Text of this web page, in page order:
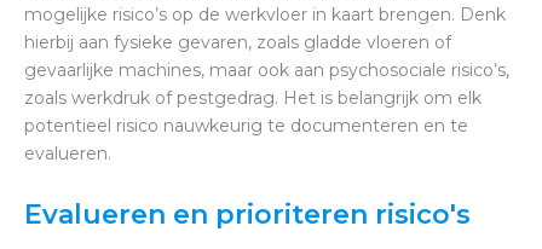
mogelijke risico’s op de werkvloer in kaart brengen. Denk
hierbij aan fysieke gevaren, zoals gladde vloeren of
gevaarlijke machines, maar ook aan psychosociale risico’s,
zoals werkdruk of pestgedrag. Het is belangrijk om elk
potentieel risico nauwkeurig te documenteren en te
evalueren.
Evalueren en prioriteren risico's